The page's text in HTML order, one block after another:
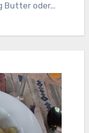
Butter oder…